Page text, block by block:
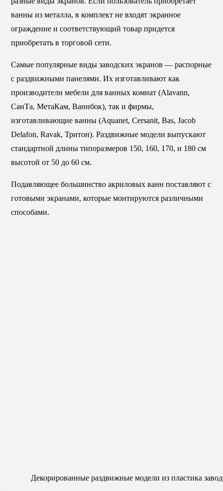
ванны из металла, в комплект не входят экранное
ограждение и соответствующий товар придется
приобретать в торговой сети.
Самые популярные виды заводских экранов — распорные
с раздвижными панелями. Их изготавливают как
производители мебели для ванных комнат (Alavann,
СанТа, МетаКам, Ваннбок), так и фирмы,
изготавливающие ванны (Aquanet, Cersanit, Bas, Jacob
Delafon, Ravak, Тритон). Раздвижные модели выпускают
стандартной длины типоразмеров 150, 160, 170, и 180 см
высотой от 50 до 60 см.
Подавляющее большинство акриловых ванн поставляют с
готовыми экранами, которые монтируются различными
способами.
Декорированные раздвижные модели из пластика